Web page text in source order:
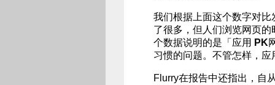
我们根据上面这个数字对
了很多，但人们浏览网页
个数据说明的是「应用 PK
习惯的问题。不管怎样，
Flurry在报告中还指出，自